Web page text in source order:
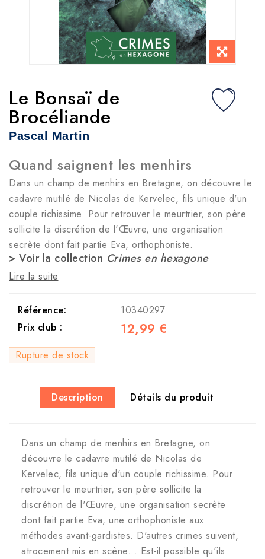
Le Bonsaï de
Brocéliande
Pascal Martin
Quand saignent les menhirs
Dans un champ de menhirs en Bretagne, on découvre le
cadavre mutilé de Nicolas de Kervelec, fils unique d'un
couple richissime. Pour retrouver le meurtrier, son père
sollicite la discrétion de l'Œuvre, une organisation
secrète dont fait partie Eva, orthophoniste.
> Voir la collection Crimes en hexagone
Lire la suite
Référence:
10340297
Prix club :
12,99 €
Rupture de stock
Description Détails du produit
Dans un champ de menhirs en Bretagne, on
découvre le cadavre mutilé de Nicolas de
Kervelec, fils unique d'un couple richissime. Pour
retrouver le meurtrier, son père sollicite la
discrétion de l'Œuvre, une organisation secrète
dont fait partie Eva, une orthophoniste aux
méthodes avant-gardistes. D'autres crimes suivent,
atrocement mis en scène... Est-il possible qu'ils